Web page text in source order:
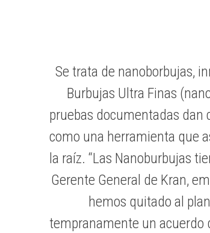
Se trata de nanoborbujas,
Burbujas Ultra Finas
pruebas documentadas dan
como una herramienta que
la raíz. “Las Nanoburbujas
Gerente General de Kran,
hemos quitado al
tempranamente un acuerdo